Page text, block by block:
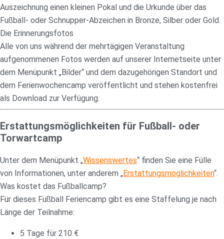
Auszeichnung einen kleinen Pokal und die Urkunde über das
Fußball- oder Schnupper-Abzeichen in Bronze, Silber oder Gold.
Die Erinnerungsfotos
Alle von uns während der mehrtägigen Veranstaltung
aufgenommenen Fotos werden auf unserer Internetseite unter
dem Menüpunkt „Bilder“ und dem dazugehörigen Standort und
dem Ferienwochencamp veröffentlicht und stehen kostenfrei
als Download zur Verfügung.
Erstattungsmöglichkeiten für Fußball- oder
Torwartcamp
Unter dem Menüpunkt „Wissenswertes“ finden Sie eine Fülle
von Informationen, unter anderem „ Erstattungsmöglichkeiten“.
Was kostet das Fußballcamp?
Für dieses Fußball Feriencamp gibt es eine Staffelung je nach
Länge der Teilnahme:
5 Tage für 210 €